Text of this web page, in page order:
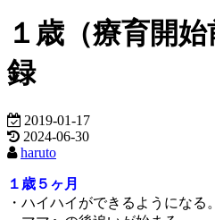
１歳（療育開
録
2019-01-17
2024-06-30
haruto
１歳５ヶ月
・ハイハイができるようになる。